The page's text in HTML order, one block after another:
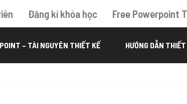
Đăng kí khóa học Free Powerpoint
– TÀI NGUYÊN THIẾT KẾ HƯỚNG DẪN